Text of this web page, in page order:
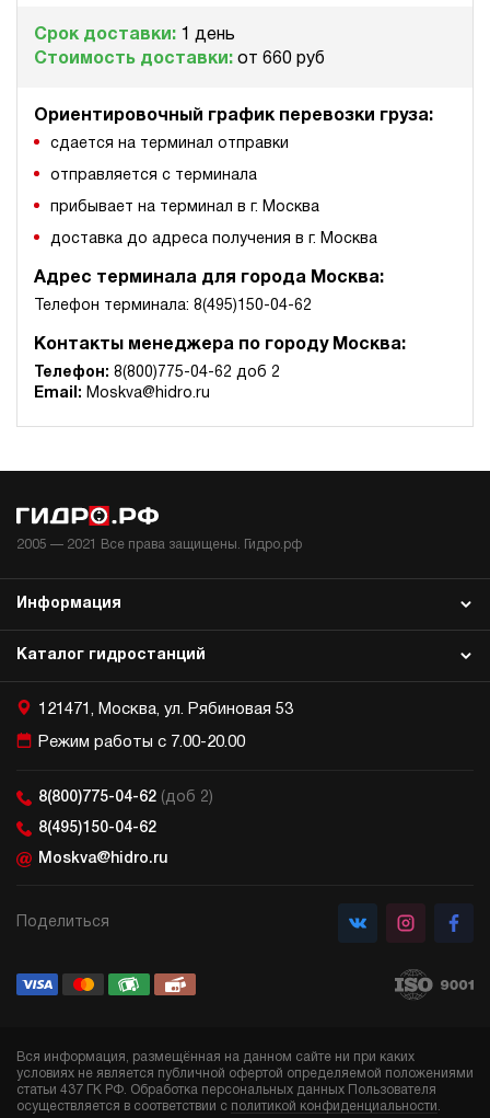
Срок доставки: 1 день
Стоимость доставки: от 660 руб
Ориентировочный график перевозки груза:
сдается на терминал отправки
отправляется с терминала
прибывает на терминал в г. Москва
доставка до адреса получения в г. Москва
Адрес терминала для города Москва:
Телефон терминала: 8(495)150-04-62
Контакты менеджера по городу Москва:
Телефон: 8(800)775-04-62 доб 2
Email: Moskva@hidro.ru
2005 — 2021 Все права защищены. Гидро.рф
Каталог гидростанций
Информация
121471, Москва, ул. Рябиновая 53
Режим работы с 7.00-20.00
8(800)775-04-62 (доб 2)
8(495)150-04-62
Moskva@hidro.ru
Поделиться
Вся информация, размещённая на данном сайте ни при каких
условиях не является публичной офертой определяемой положениями
статьи 437 ГК РФ. Обработка персональных данных Пользователя
осуществляется в соответствии с политикой конфиденциальности